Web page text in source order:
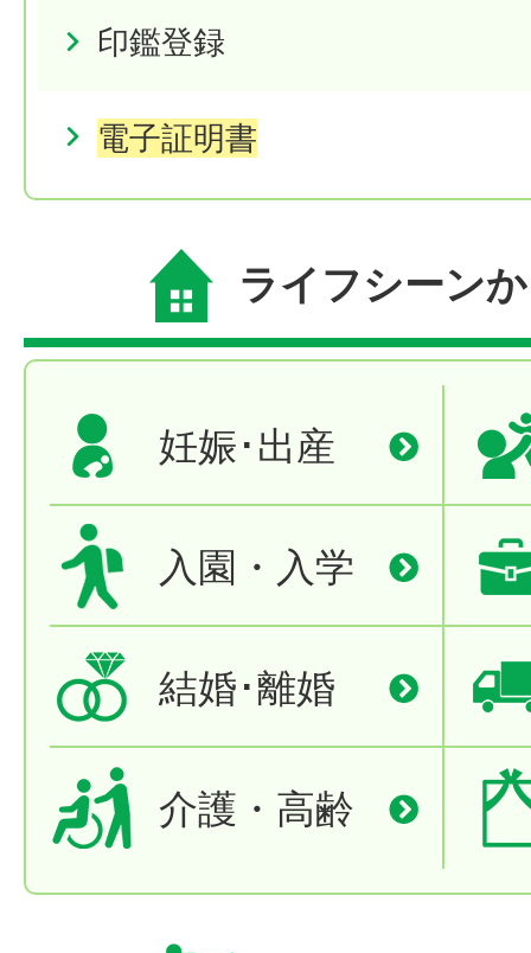
印鑑登録
電子証明書
ライフシーン
妊娠･出産
入園・入学
結婚･離婚
介護・高齢